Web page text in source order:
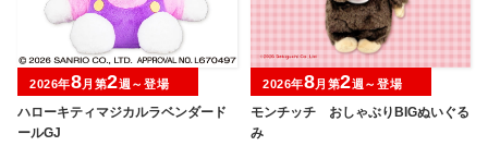
ハローキティマジカルラベンダード
ールGJ
2026年8月第2週～登場
モンチッチ おしゃぶりBIGぬいぐる
み
2026年8月第2週～登場